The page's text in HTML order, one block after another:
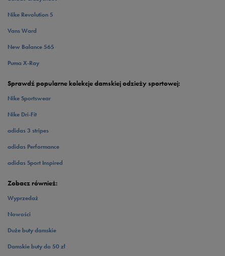
Nike Revolution 5
Vans Ward
New Balance 565
Puma X-Ray
Sprawdź popularne kolekcje damskiej odzieży sportowej:
Nike Sportswear
Nike Dri-Fit
adidas 3 stripes
adidas Performance
adidas Sport Inspired
Zobacz również:
Wyprzedaż
Nowości
Duże buty damskie
Damskie buty do 50 zł